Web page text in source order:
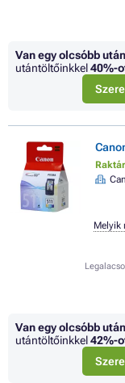
Van egy olcsóbb
utántöltőinkkel40%-
Melyik
Van egy olcsóbb
utántöltőinkkel42%-